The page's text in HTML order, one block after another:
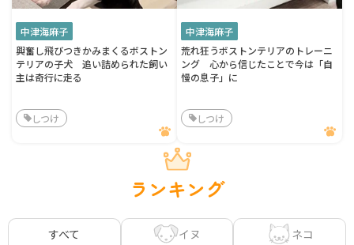
中津海麻子
興奮し飛びつきかみまくるボストン
テリアの子犬 追い詰められた飼い
主は奇行に走る
しつけ
中津海麻子
荒れ狂うボストンテリアのトレーニ
ング 心から信じたことで今は「自
慢の息子」に
しつけ
ランキング
すべて イヌ ネコ